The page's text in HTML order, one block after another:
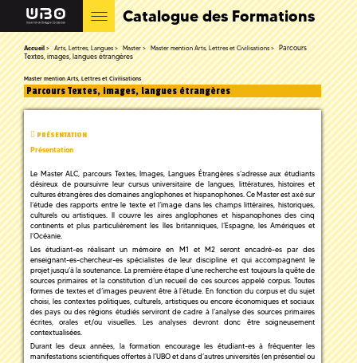
Catalogue des Formations
Accueil Arts, Lettres, Langues Master Master mention Arts, Lettres et Civilisations
Parcours
Textes, images, langues étrangères
Master mention Arts, Lettres et Civilisations
Parcours Textes, images, langues étrangères
PRÉSENTATION
Présentation
Le Master ALC, parcours Textes, Images, Langues Étrangères s’adresse aux étudiants
désireux de poursuivre leur cursus universitaire de langues, littératures, histoires et
cultures étrangères des domaines anglophones et hispanophones. Ce Master est axé sur
l’étude des rapports entre le texte et l’image dans les champs littéraires, historiques,
culturels ou artistiques. Il couvre les aires anglophones et hispanophones des cinq
continents et plus particulièrement les îles britanniques, l’Espagne, les Amériques et
l’Océanie.
Les étudiant-es réalisant un mémoire en M1 et M2 seront encadré-es par des
enseignant-es-chercheur-es spécialistes de leur discipline et qui accompagnent le
projet jusqu’à la soutenance. La première étape d’une recherche est toujours la quête de
sources primaires et la constitution d’un recueil de ces sources appelé corpus. Toutes
formes de textes et d’images peuvent être à l’étude. En fonction du corpus et du sujet
choisi, les contextes politiques, culturels, artistiques ou encore économiques et sociaux
des pays ou des régions étudiés serviront de cadre à l’analyse des sources primaires
écrites, orales et/ou visuelles. Les analyses devront donc être soigneusement
contextualisées.
Durant les deux années, la formation encourage les étudiant-es à fréquenter les
manifestations scientifiques offertes à l’UBO et dans d’autres universités (en présentiel ou